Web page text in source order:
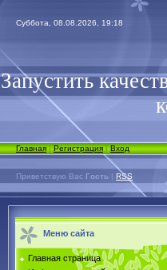
Суббота, 08.08.2026, 19:18
Запустить
Главная|Регистрация|Вход
Приветствую Вас Гость | RSS
Меню сайта
Главная страница